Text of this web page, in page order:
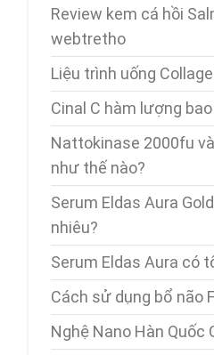
Review kem cá hồi
webtretho
Liệu trình uống
Cinal C hàm lượng
Nattokinase 2000fu
như thế nào?
Serum Eldas Aura
nhiêu?
Serum Eldas Aura có
Cách sử dụng bổ não
Nghệ Nano Hàn Quốc